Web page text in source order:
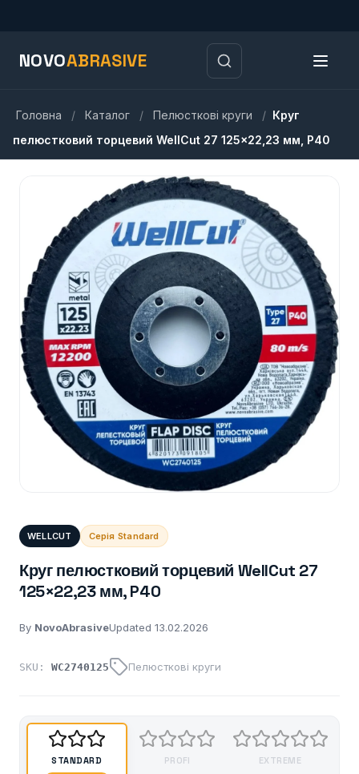
NOVOABRASIVE
Головна / Каталог / Пелюсткові круги / Круг
пелюстковий торцевий WellCut 27 125×22,23 мм, P40
WELLCUT Серія Standard
Круг пелюстковий торцевий WellCut 27
125×22,23 мм, P40
By NovoAbrasiveUpdated 13.02.2026
SKU: WC2740125 Пелюсткові круги
STANDARD PROFI EXTREME